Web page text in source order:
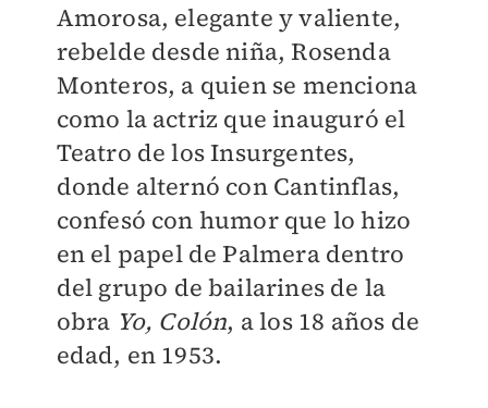
Amorosa, elegante y valiente,
rebelde desde niña, Rosenda
Monteros, a quien se menciona
como la actriz que inauguró el
Teatro de los Insurgentes,
donde alternó con Cantinflas,
confesó con humor que lo hizo
en el papel de Palmera dentro
del grupo de bailarines de la
obra Yo, Colón, a los 18 años de
edad, en 1953.